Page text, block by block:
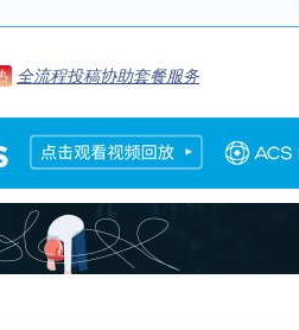
全流程投稿协助套餐服务